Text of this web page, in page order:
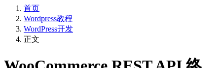
首页
Wordpress教程
WordPress开发
正文